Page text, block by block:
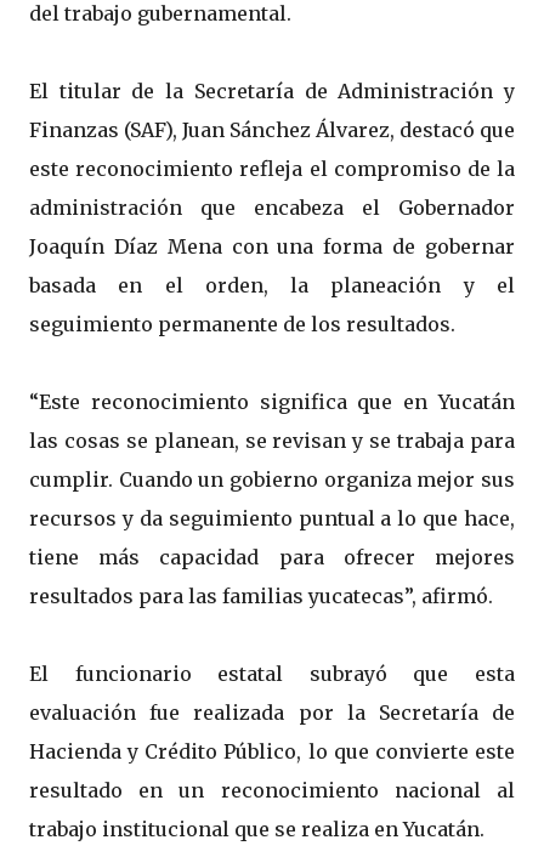
del trabajo gubernamental.
El titular de la Secretaría de Administración y
Finanzas (SAF), Juan Sánchez Álvarez, destacó que
este reconocimiento refleja el compromiso de la
administración que encabeza el Gobernador
Joaquín Díaz Mena con una forma de gobernar
basada en el orden, la planeación y el
seguimiento permanente de los resultados.
“Este reconocimiento significa que en Yucatán
las cosas se planean, se revisan y se trabaja para
cumplir. Cuando un gobierno organiza mejor sus
recursos y da seguimiento puntual a lo que hace,
tiene más capacidad para ofrecer mejores
resultados para las familias yucatecas”, afirmó.
El funcionario estatal subrayó que esta
evaluación fue realizada por la Secretaría de
Hacienda y Crédito Público, lo que convierte este
resultado en un reconocimiento nacional al
trabajo institucional que se realiza en Yucatán.